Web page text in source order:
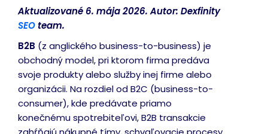
Aktualizované 6. mája 2026. Autor: Dexfinity
SEOteam.
B2B (z anglického business-to-business) je
obchodný model, pri ktorom firma predáva
svoje produkty alebo služby inej firme alebo
organizácii. Na rozdiel od B2C (business-to-
consumer), kde predávate priamo
konečnému spotrebiteľovi, B2B transakcie